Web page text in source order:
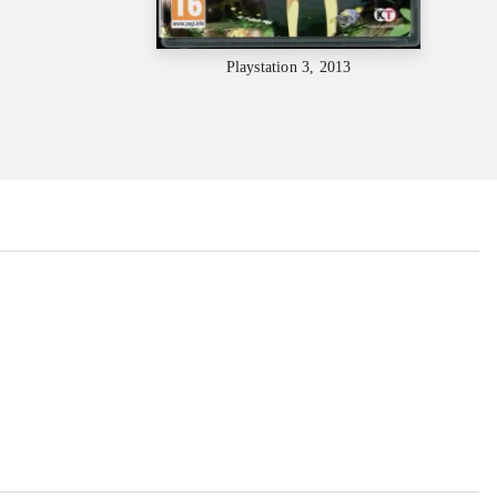
Playstation 3, 2013